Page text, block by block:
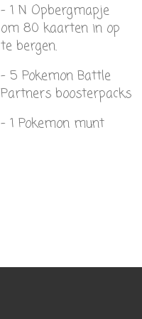
- 1 N Opbergmapje
om 80 kaarten in op
te bergen.
- 5 Pokemon Battle
Partners boosterpacks
- 1 Pokemon munt